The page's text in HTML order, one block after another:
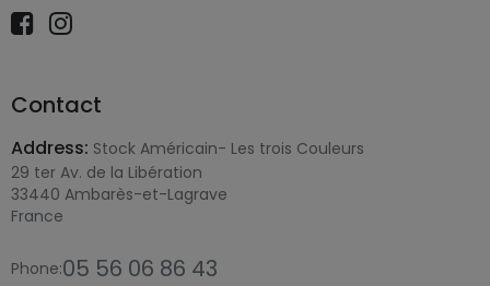
Contact
Address: Stock Américain- Les trois Couleurs
29 ter Av. de la Libération
33440 Ambarès-et-Lagrave
France
Phone:05 56 06 86 43